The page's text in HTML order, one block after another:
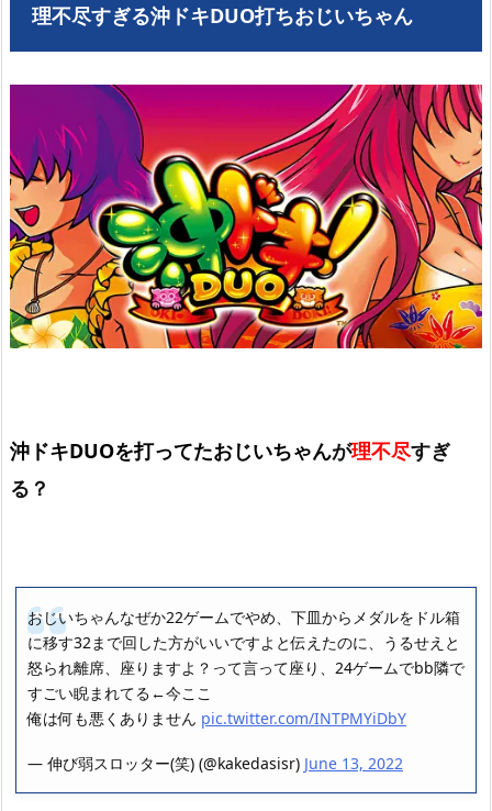
理不尽すぎる沖ドキDUO打ちおじいちゃん
沖ドキDUOを打ってたおじいちゃんが理不尽すぎ
る？
おじいちゃんなぜか22ゲームでやめ、下皿からメダルをドル箱
に移す32まで回した方がいいですよと伝えたのに、うるせえと
怒られ離席、座りますよ？って言って座り、24ゲームでbb隣で
すごい睨まれてる←今ここ
俺は何も悪くありません pic.twitter.com/INTPMYiDbY
— 伸び弱スロッター(笑) (@kakedasisr) June 13, 2022